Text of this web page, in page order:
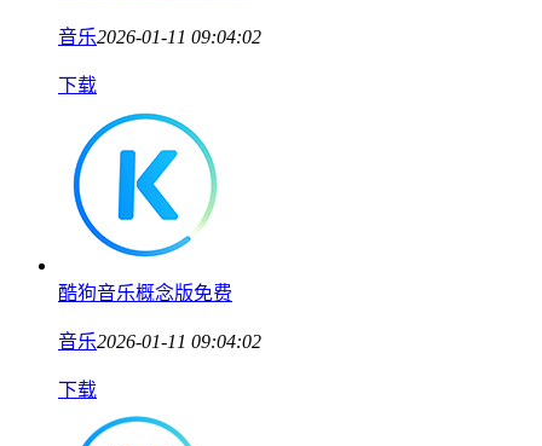
音乐2026-01-11 09:04:02
下载
酷狗音乐概念版免费
音乐2026-01-11 09:04:02
下载